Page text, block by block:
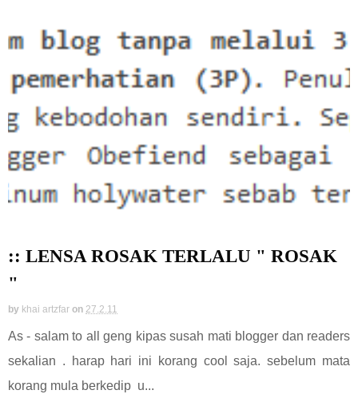
:: LENSA ROSAK TERLALU " ROSAK
"
by khai artzfar on 27.2.11
As - salam to all geng kipas susah mati blogger dan readers
sekalian . harap hari ini korang cool saja. sebelum mata
korang mula berkedip u...